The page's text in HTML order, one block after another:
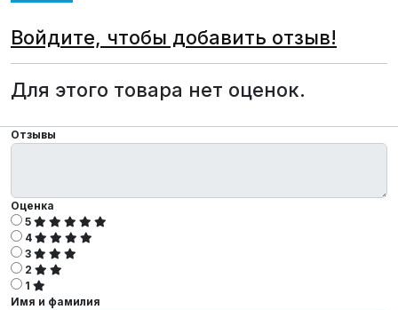
Войдите, чтобы добавить отзыв!
Для этого товара нет оценок.
Отзывы
Оценка
5
4
3
2
1
Имя и фамилия